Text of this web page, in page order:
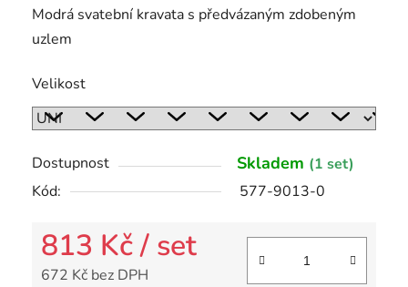
Modrá svatební kravata s předvázaným zdobeným
uzlem
Velikost
Dostupnost Skladem (1 set)
Kód:
577-9013-0
813 Kč/ set
672 Kč bez DPH